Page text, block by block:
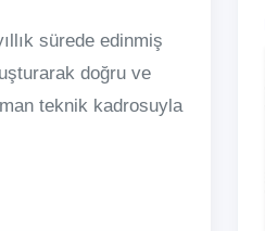
sürede edinmiş
doğru ve
teknik kadrosuyla